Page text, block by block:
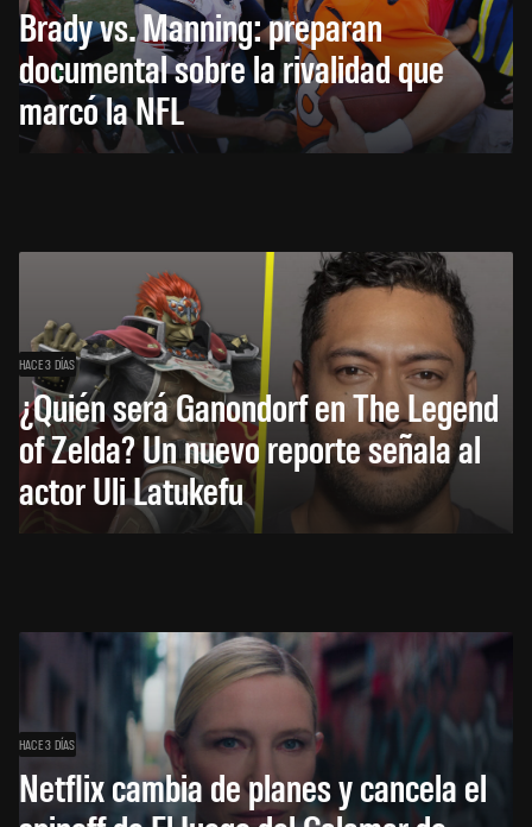
Brady vs. Manning: preparan
documental sobre la rivalidad que
marcó la NFL
HACE 3 DÍAS
¿Quién será Ganondorf en The Legend
of Zelda? Un nuevo reporte señala al
actor Uli Latukefu
HACE 3 DÍAS
Netflix cambia de planes y cancela el